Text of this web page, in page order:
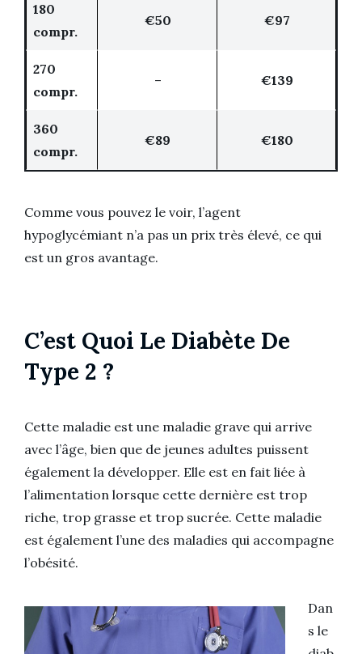
180
compr.
€50 €97
270
compr.
– €139
360
compr.
€89 €180
Comme vous pouvez le voir, l’agent
hypoglycémiant n’a pas un prix très élevé, ce qui
est un gros avantage.
C’est Quoi Le Diabète De
Type 2 ?
Сette maladie est une maladie grave qui arrive
avec l’âge, bien que de jeunes adultes puissent
également la développer. Elle est en fait liée à
l’alimentation lorsque cette dernière est trop
riche, trop grasse et trop sucrée. Сette maladie
est également l’une des maladies qui accompagne
l’obésité.
Dan
s le